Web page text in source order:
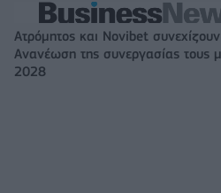
Ατρόμητος και Novibet
Ανανέωση της συνεργασίας τους
2028